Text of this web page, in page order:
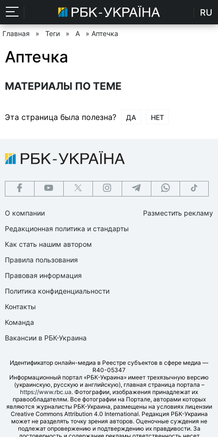
RU
Главная » Теги » А » Аптечка
Аптечка
МАТЕРИАЛЫ ПО ТЕМЕ
Эта страница была полезна? ДА НЕТ
О компании
Редакционная политика и стандарты
Как стать нашим автором
Правила пользования
Правовая информация
Политика конфиденциальности
Контакты
Команда
Вакансии в РБК-Украина
Разместить рекламу
Идентификатор онлайн-медиа в Реестре субъектов в сфере медиа —
R40-05347
Информационный портал «РБК-Украина» имеет трехязычную версию
(украинскую, русскую и английскую), главная страница портала –
https://www.rbc.ua. Фотографии, изображения принадлежат их
правообладателям. Все фотографии на Портале, авторами которых
являются журналисты РБК-Украина, размещены на условиях лицензии
Creative Commons Attribution 4.0 International. Редакция РБК-Украина
может не разделять точку зрения авторов. Оценочные суждения не
подлежат опровержению и подтверждению их правдивости. За